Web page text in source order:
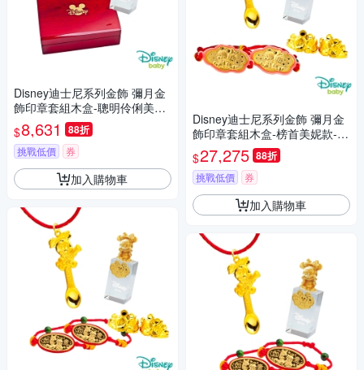
Disney迪士尼系列金飾 彌月金
飾印章套組木盒-聰明伶俐美妮
款-美妮造型印章 0.15錢
$8,631 88折
挑戰低價 券
加入購物車
Disney迪士尼系列金飾 彌月金
飾印章套組木盒-榜首美妮款-美
妮造型印章 0.95錢
$27,275 88折
挑戰低價 券
加入購物車